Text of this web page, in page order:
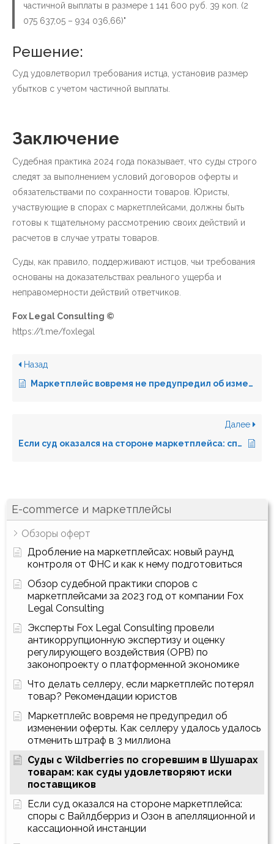
E-commerce и маркетплейсы
Обзоры оферт
Дробление на маркетплейсах: новый раунд
контроля от ФНС и как к нему подготовиться
Обзор судебной практики споров с
маркетплейсами за 2023 год от компании Fox
Legal Consulting
Эксперты Fox Legal Consulting провели
антикоррупционную экспертизу и оценку
регулирующего воздействия (ОРВ) по
законопроекту о платформенной экономике
Что делать селлеру, если маркетплейс потерял
товар? Рекомендации юристов
Маркетплейс вовремя не предупредил об
изменении оферты. Как селлеру удалось удалось
отменить штраф в 3 миллиона
Суды с Wildberries по сгоревшим в Шушарах
товарам: как суды удовлетворяют иски
поставщиков
Если суд оказался на стороне маркетплейса:
споры с Вайлдберриз и Озон в апелляционной и
кассационной инстанции
частичной выплаты в размере 1 141 600 руб. 39 коп. (2
075 637,05 – 934 036,66)"
Решение:
Суд удовлетворил требования истца, установив размер
убытков с учетом частичной выплаты.
Заключение
Судебная практика 2024 года показывает, что суды строго
следят за выполнением условий договоров оферты и
обязательствами по сохранности товаров. Юристы,
участвующие в спорах с маркетплейсами, должны быть
готовы к тщательному рассмотрению своих действий и
расчетов в случае утраты товаров.
Суды, как правило, поддерживают истцов, чьи требования
основаны на доказательствах реального ущерба и
неправомерности действий ответчиков.
Fox Legal Consulting ©
https://t.me/foxlegal
Назад
Маркетплейс вовремя не предупредил об изменении оферты. Как селлеру удалось удалось отменить штраф в 3 миллиона
Далее
Если суд оказался на стороне маркетплейса: споры с Вайлдберриз и Озон в апелляционной и кассационной инстанции